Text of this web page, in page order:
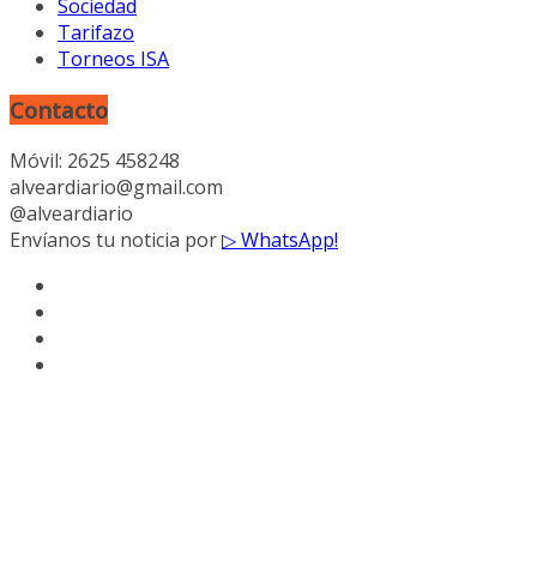
Sociedad
Tarifazo
Torneos ISA
Contacto
Móvil: 2625 458248
alveardiario@gmail.com
@alveardiario
Envíanos tu noticia por▷ WhatsApp!